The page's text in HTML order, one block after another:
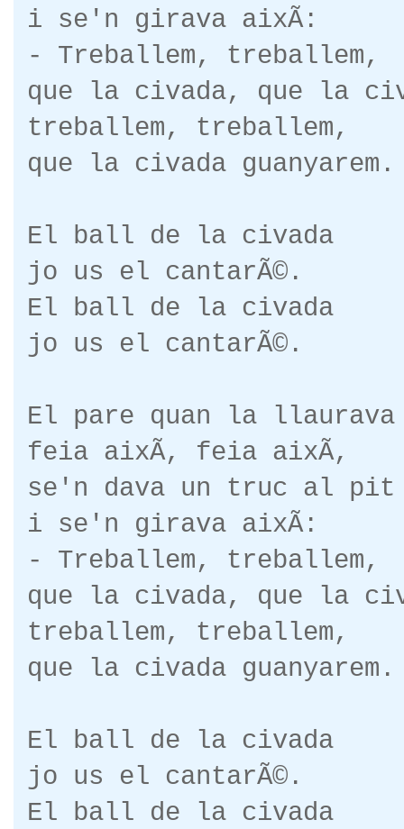
i se'n girava aixÃ­:
- Treballem, treballem,
que la civada, que la
treballem, treballem,
que la civada guanyarem.
El ball de la civada
jo us el cantarÃ©.
El ball de la civada
jo us el cantarÃ©.
El pare quan la llaurava
feia aixÃ­, feia aixÃ­,
se'n dava un truc al pit
i se'n girava aixÃ­:
- Treballem, treballem,
que la civada, que la
treballem, treballem,
que la civada guanyarem.
El ball de la civada
jo us el cantarÃ©.
El ball de la civada